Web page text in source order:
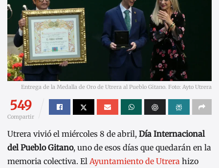
Entrega de la Medalla de Oro de Utrera al Pueblo Gitano. Foto: Ayto Utrera
549
Compartir
Utrera vivió el miércoles 8 de abril, Día Internacional
del Pueblo Gitano, uno de esos días que quedarán en la
memoria colectiva. El Ayuntamiento de Utrera hizo